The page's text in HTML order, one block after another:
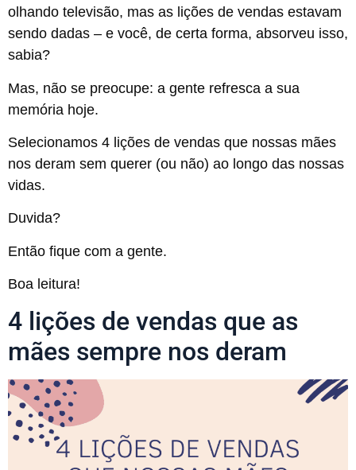
olhando televisão, mas as lições de vendas estavam
sendo dadas – e você, de certa forma, absorveu isso,
sabia?
Mas, não se preocupe: a gente refresca a sua
memória hoje.
Selecionamos 4 lições de vendas que nossas mães
nos deram sem querer (ou não) ao longo das nossas
vidas.
Duvida?
Então fique com a gente.
Boa leitura!
4 lições de vendas que as
mães sempre nos deram